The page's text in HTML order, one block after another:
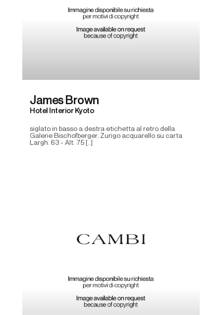
James Brown
Hotel Interior Kyoto
siglato in basso a destra etichetta al retro della
Galerie Bischofberger, Zurigo acquarello su carta
Largh. 63 - Alt. 75 [..]